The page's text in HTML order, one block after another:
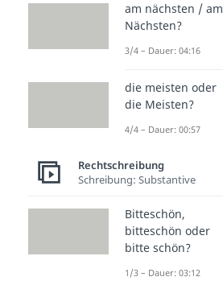
am nächsten / am
Nächsten?
3/4 – Dauer: 04:16
die meisten oder
die Meisten?
4/4 – Dauer: 00:57
Rechtschreibung
Schreibung: Substantive
Bitteschön,
bitteschön oder
bitte schön?
1/3 – Dauer: 03:12